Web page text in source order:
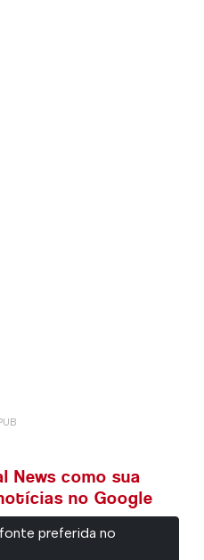
News como sua
no Google
preferida no